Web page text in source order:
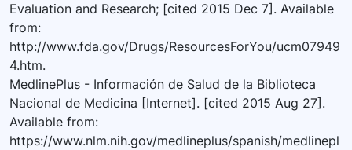
Evaluation and Research; [cited 2015 Dec 7]. Available
from:
http://www.fda.gov/Drugs/ResourcesForYou/ucm07949
4.htm.
MedlinePlus - Información de Salud de la Biblioteca
Nacional de Medicina [Internet]. [cited 2015 Aug 27].
Available from:
https://www.nlm.nih.gov/medlineplus/spanish/medlinepl